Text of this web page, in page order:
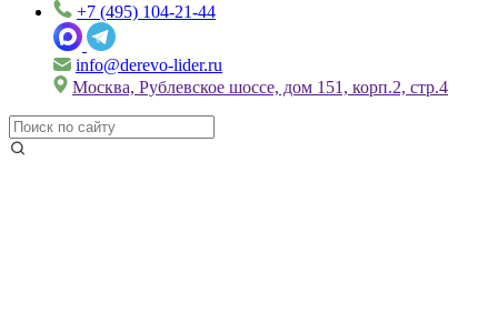
+7 (495) 104-21-44
info@derevo-lider.ru
Москва, Рублевское шоссе, дом 151, корп.2, стр.4